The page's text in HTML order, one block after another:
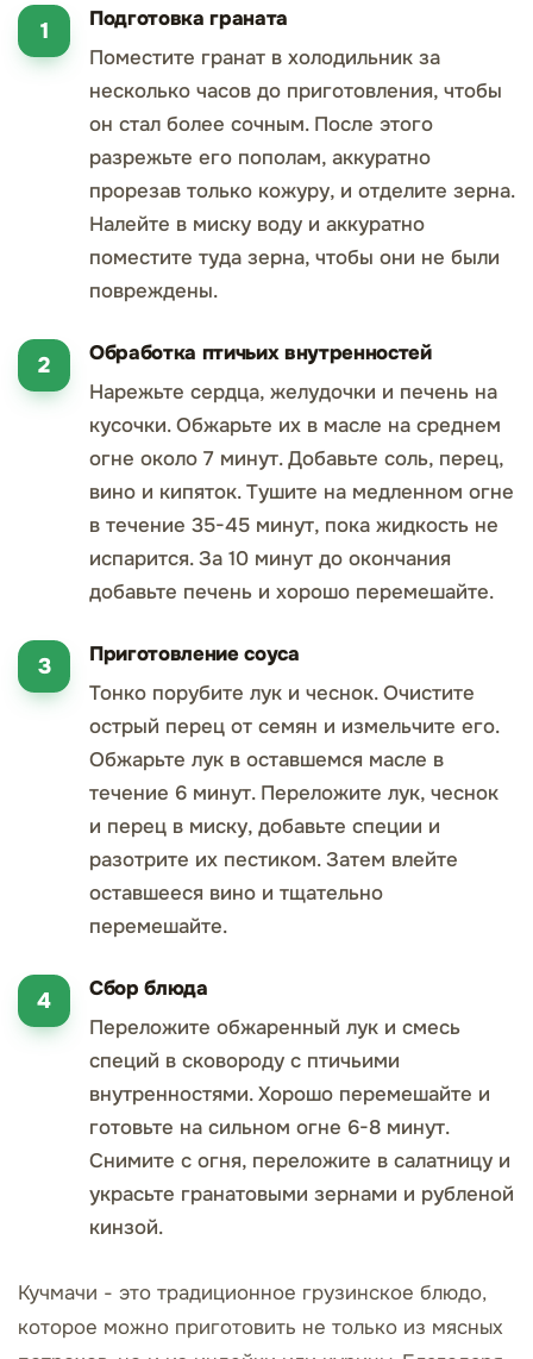
Подготовка граната
Поместите гранат в холодильник за
несколько часов до приготовления, чтобы
он стал более сочным. После этого
разрежьте его пополам, аккуратно
прорезав только кожуру, и отделите зерна.
Налейте в миску воду и аккуратно
поместите туда зерна, чтобы они не были
повреждены.
Обработка птичьих внутренностей
Нарежьте сердца, желудочки и печень на
кусочки. Обжарьте их в масле на среднем
огне около 7 минут. Добавьте соль, перец,
вино и кипяток. Тушите на медленном огне
в течение 35-45 минут, пока жидкость не
испарится. За 10 минут до окончания
добавьте печень и хорошо перемешайте.
Приготовление соуса
Тонко порубите лук и чеснок. Очистите
острый перец от семян и измельчите его.
Обжарьте лук в оставшемся масле в
течение 6 минут. Переложите лук, чеснок
и перец в миску, добавьте специи и
разотрите их пестиком. Затем влейте
оставшееся вино и тщательно
перемешайте.
Сбор блюда
Переложите обжаренный лук и смесь
специй в сковороду с птичьими
внутренностями. Хорошо перемешайте и
готовьте на сильном огне 6-8 минут.
Снимите с огня, переложите в салатницу и
украсьте гранатовыми зернами и рубленой
кинзой.
Кучмачи - это традиционное грузинское блюдо,
которое можно приготовить не только из мясных